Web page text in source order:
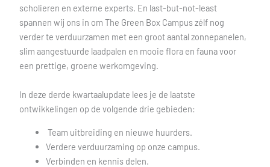
scholieren en externe experts. En last-but-not-least
spannen wij ons in om The Green Box Campus zélf nog
verder te verduurzamen met een groot aantal zonnepanelen,
slim aangestuurde laadpalen en mooie flora en fauna voor
een prettige, groene werkomgeving.
In deze derde kwartaalupdate lees je de laatste
ontwikkelingen op de volgende drie gebieden:
Team uitbreiding en nieuwe huurders.
Verdere verduurzaming op onze campus.
Verbinden en kennis delen.